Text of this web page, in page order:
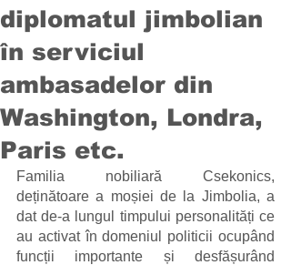
diplomatul jimbolian
în serviciul
ambasadelor din
Washington, Londra,
Paris etc.
Familia nobiliară Csekonics,
deținătoare a moșiei de la Jimbolia, a
dat de-a lungul timpului personalități ce
au activat în domeniul politicii ocupând
funcții importante și desfășurând